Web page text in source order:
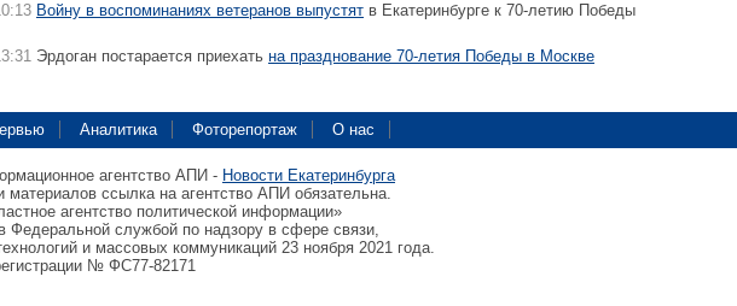
Войну в воспоминаниях ветеранов выпустят в Екатеринбурге к 70-летию Победы
Эрдоган постарается приехать на празднование 70-летия Победы в Москве
Аналитика Фоторепортаж О нас
агентство АПИ - Новости Екатеринбурга
материалов ссылка на агентство АПИ обязательна.
агентство политической информации»
Федеральной службой по надзору в сфере связи,
и массовых коммуникаций 23 ноября 2021 года.
№ ФС77-82171